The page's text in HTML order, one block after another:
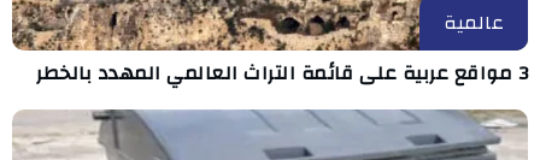
عالمية
3 مواقع عربية على قائمة التراث العالمي المهدد بالخطر